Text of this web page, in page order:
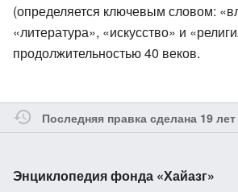
(определяется ключевым словом:
«литература», «искусство» и
продолжительностью 40 веков.
Последняя правка сделана 19 лет
Энциклопедия фонда «Хайазг»